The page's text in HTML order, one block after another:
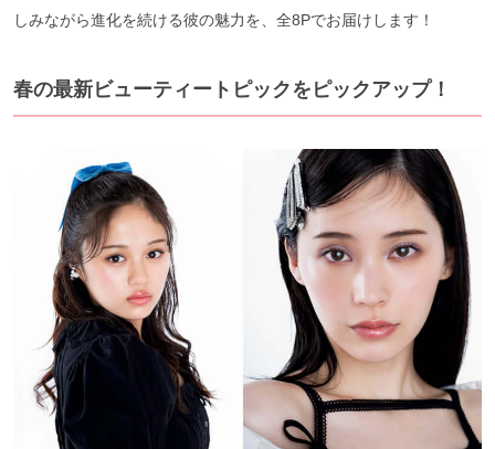
しみながら進化を続ける彼の魅力を、全8Pでお届けします！
春の最新ビューティートピックをピックアップ！